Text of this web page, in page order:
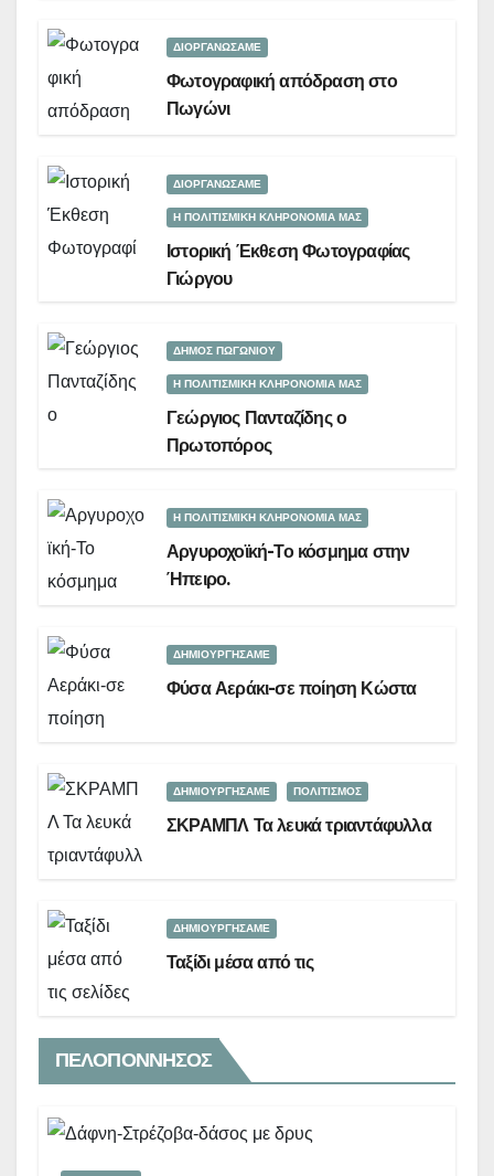
ΔΙΟΡΓΑΝΏΣΑΜΕ
Φωτογραφική απόδραση στο
Πωγώνι
ΔΙΟΡΓΑΝΏΣΑΜΕ
Η ΠΟΛΙΤΙΣΜΙΚΗ ΚΛΗΡΟΝΟΜΙΑ ΜΑΣ
Ιστορική Έκθεση Φωτογραφίας
Γιώργου
ΔΗΜΟΣ ΠΩΓΩΝΙΟΥ
Η ΠΟΛΙΤΙΣΜΙΚΗ ΚΛΗΡΟΝΟΜΙΑ ΜΑΣ
Γεώργιος Πανταζίδης ο
Πρωτοπόρος
Η ΠΟΛΙΤΙΣΜΙΚΗ ΚΛΗΡΟΝΟΜΙΑ ΜΑΣ
Αργυροχοϊκή-Το κόσμημα στην
Ήπειρο.
ΔΗΜΙΟΥΡΓΉΣΑΜΕ
Φύσα Αεράκι-σε ποίηση Κώστα
ΔΗΜΙΟΥΡΓΉΣΑΜΕ ΠΟΛΙΤΙΣΜΟΣ
ΣΚΡΑΜΠΛ Τα λευκά τριαντάφυλλα
ΔΗΜΙΟΥΡΓΉΣΑΜΕ
Ταξίδι μέσα από τις
ΠΕΛΟΠΟΝΝΗΣΟΣ